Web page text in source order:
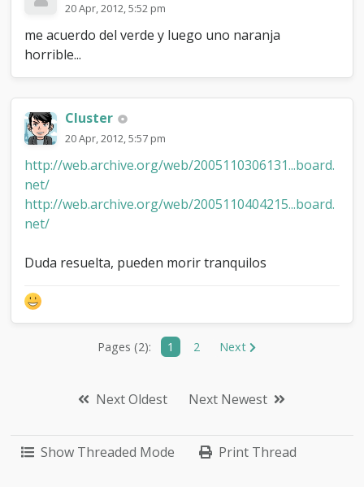
20 Apr, 2012, 5:52 pm
me acuerdo del verde y luego uno naranja
horrible...
Cluster
20 Apr, 2012, 5:57 pm
http://web.archive.org/web/2005110306131...board.
net/
http://web.archive.org/web/2005110404215...board.
net/
Duda resuelta, pueden morir tranquilos
Pages (2): 1 2 Next
Next Oldest Next Newest
Show Threaded Mode Print Thread